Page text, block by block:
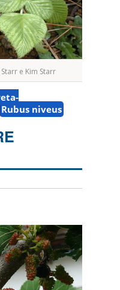
e Kim Starr
Rubus niveus